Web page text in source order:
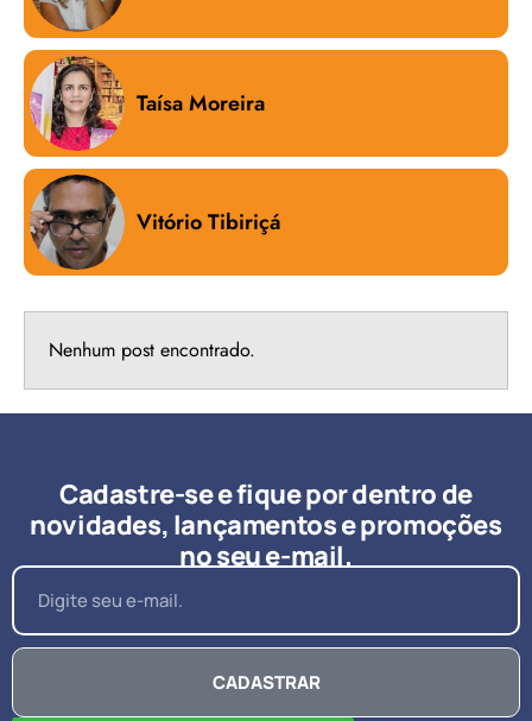
Taísa Moreira
Vitório Tibiriçá
Nenhum post encontrado.
Cadastre-se e fique por dentro de
novidades, lançamentos e promoções
no seu e-mail.
CADASTRAR